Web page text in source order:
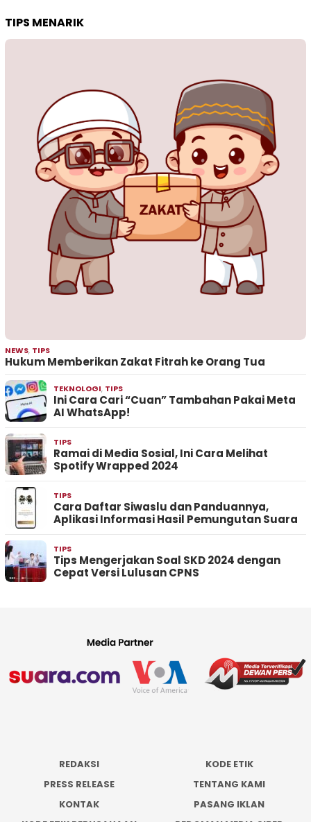
TIPS MENARIK
NEWS, TIPS
Hukum Memberikan Zakat Fitrah ke Orang Tua
TEKNOLOGI, TIPS
Ini Cara Cari “Cuan” Tambahan Pakai Meta
AI WhatsApp!
TIPS
Ramai di Media Sosial, Ini Cara Melihat
Spotify Wrapped 2024
TIPS
Cara Daftar Siwaslu dan Panduannya,
Aplikasi Informasi Hasil Pemungutan Suara
TIPS
Tips Mengerjakan Soal SKD 2024 dengan
Cepat Versi Lulusan CPNS
REDAKSI
KODE ETIK
PRESS RELEASE
TENTANG KAMI
KONTAK
PASANG IKLAN